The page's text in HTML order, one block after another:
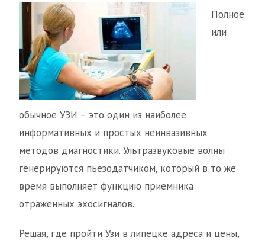
Полное
или
обычное УЗИ – это один из наиболее
информативных и простых неинвазивных
методов диагностики. Ультразвуковые волны
генерируются пьезодатчиком, который в то же
время выполняет функцию приемника
отраженных эхосигналов.
Решая, где пройти Узи в липецке адреса и цены,